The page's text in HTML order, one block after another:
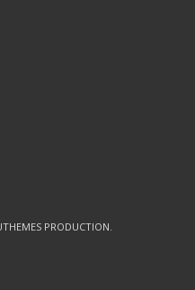
PRODUCTION.